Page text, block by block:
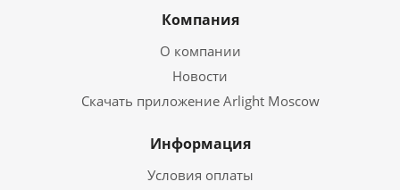
Компания
О компании
Новости
Скачать приложение Arlight Moscow
Информация
Условия оплаты